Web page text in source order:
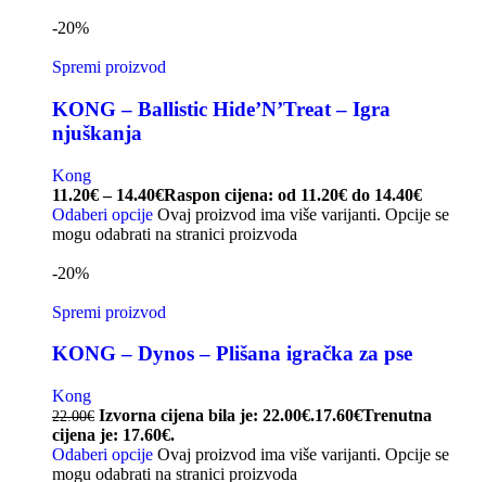
-20%
Spremi proizvod
KONG – Ballistic Hide’N’Treat – Igra
njuškanja
Kong
11.20€ – 14.40€Raspon cijena: od 11.20€ do 14.40€
Odaberi opcije Ovaj proizvod ima više varijanti. Opcije se
mogu odabrati na stranici proizvoda
-20%
Spremi proizvod
KONG – Dynos – Plišana igračka za pse
Kong
22.00€ Izvorna cijena bila je: 22.00€.17.60€Trenutna
cijena je: 17.60€.
Odaberi opcije Ovaj proizvod ima više varijanti. Opcije se
mogu odabrati na stranici proizvoda